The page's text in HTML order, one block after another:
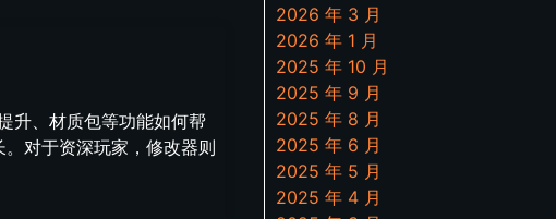
升、材质包等功能如何帮
对于资深玩家，修改器则
2026 年 3 月
2026 年 1 月
2025 年 10 月
2025 年 9 月
2025 年 8 月
2025 年 6 月
2025 年 5 月
2025 年 4 月